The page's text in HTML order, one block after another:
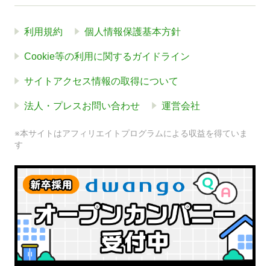
利用規約 個人情報保護基本方針
Cookie等の利用に関するガイドライン
サイトアクセス情報の取得について
法人・プレスお問い合わせ 運営会社
※本サイトはアフィリエイトプログラムによる収益を得ていま
す